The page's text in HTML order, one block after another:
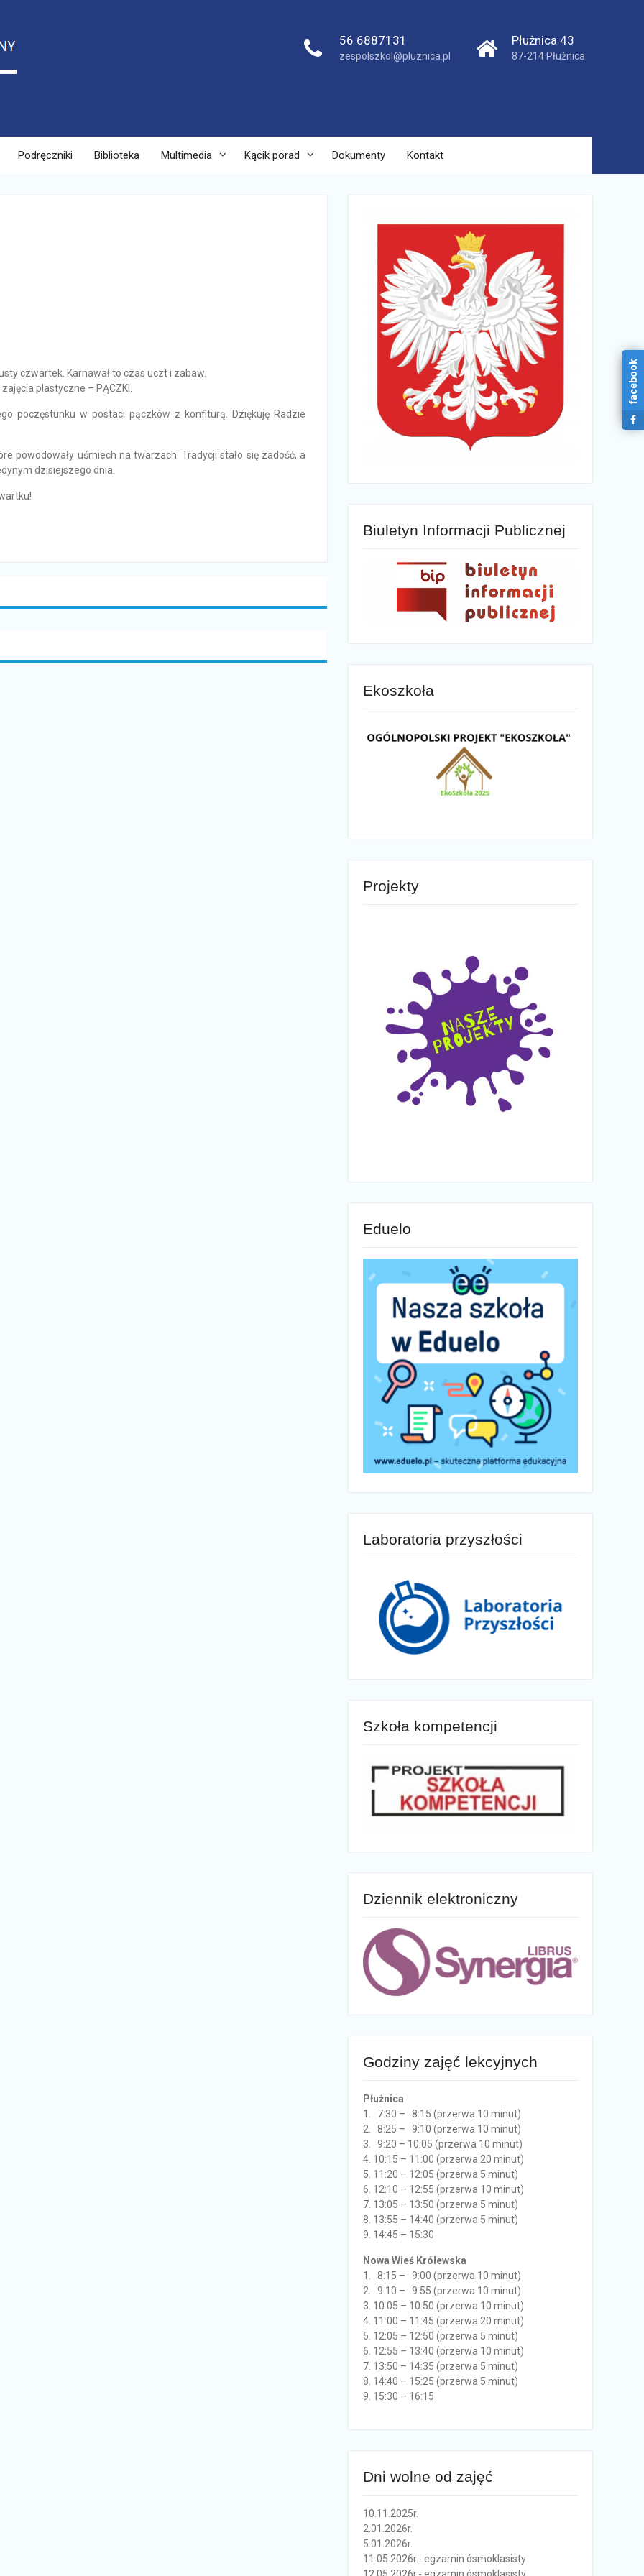
56 6887131
zespolszkol@pluznica.pl
Płużnica 43
87-214 Płużnica
Podręczniki Biblioteka Multimedia Kącik porad Dokumenty Kontakt
czwartek. Karnawał to czas uczt i zabaw.
plastyczne – PĄCZKI.
poczęstunku w postaci pączków z konfiturą. Dziękuję Radzie
powodowały uśmiech na twarzach. Tradycji stało się zadość, a
dzisiejszego dnia.
Biuletyn Informacji Publicznej
Ekoszkoła
Projekty
Eduelo
Laboratoria przyszłości
Szkoła kompetencji
Dziennik elektroniczny
Godziny zajęć lekcyjnych
Płużnica
1. 7:30 – 8:15 (przerwa 10 minut)
2. 8:25 – 9:10 (przerwa 10 minut)
3. 9:20 – 10:05 (przerwa 10 minut)
4. 10:15 – 11:00 (przerwa 20 minut)
5. 11:20 – 12:05 (przerwa 5 minut)
6. 12:10 – 12:55 (przerwa 10 minut)
7. 13:05 – 13:50 (przerwa 5 minut)
8. 13:55 – 14:40 (przerwa 5 minut)
9. 14:45 – 15:30
Nowa Wieś Królewska
1. 8:15 – 9:00 (przerwa 10 minut)
2. 9:10 – 9:55 (przerwa 10 minut)
3. 10:05 – 10:50 (przerwa 10 minut)
4. 11:00 – 11:45 (przerwa 20 minut)
5. 12:05 – 12:50 (przerwa 5 minut)
6. 12:55 – 13:40 (przerwa 10 minut)
7. 13:50 – 14:35 (przerwa 5 minut)
8. 14:40 – 15:25 (przerwa 5 minut)
9. 15:30 – 16:15
Dni wolne od zajęć
10.11.2025r.
2.01.2026r.
5.01.2026r.
11.05.2026r.- egzamin ósmoklasisty
facebook